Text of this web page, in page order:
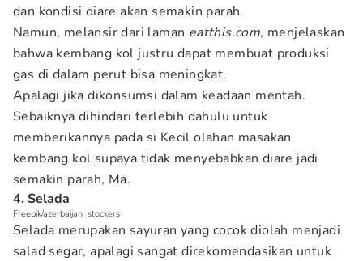
dan kondisi diare akan semakin parah.
Namun, melansir dari laman eatthis.com, menjelaskan
bahwa kembang kol justru dapat membuat produksi
gas di dalam perut bisa meningkat.
Apalagi jika dikonsumsi dalam keadaan mentah.
Sebaiknya dihindari terlebih dahulu untuk
memberikannya pada si Kecil olahan masakan
kembang kol supaya tidak menyebabkan diare jadi
semakin parah, Ma.
4. Selada
Freepik/azerbaijan_stockers
Selada merupakan sayuran yang cocok diolah menjadi
salad segar, apalagi sangat direkomendasikan untuk